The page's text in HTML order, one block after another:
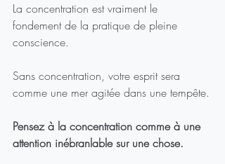
La concentration est vraiment le
fondement de la pratique de pleine
conscience.
Sans concentration, votre esprit sera
comme une mer agitée dans une tempête.
Pensez à la concentration comme à une
attention inébranlable sur une chose.